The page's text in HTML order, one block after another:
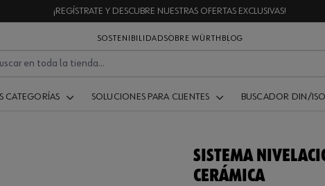
¡REGÍSTRATE Y DESCUBRE NUESTRAS OFERTAS EXCLUSIVAS!
SOSTENIBILIDADSOBRE WÜRTH BLOG
CATEGORÍAS SOLUCIONES PARA CLIENTES BUSCADOR DIN/ISO
SISTEMA
CERÁMICA